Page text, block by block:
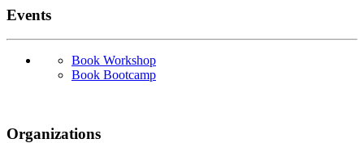
Events
Book Workshop
Book Bootcamp
Organizations